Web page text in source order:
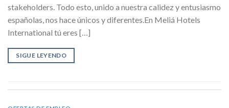
stakeholders. Todo esto, unido a nuestra calidez y entusiasmo
españolas, nos hace únicos y diferentes.En Meliá Hotels
International tú eres […]
SIGUE LEYENDO